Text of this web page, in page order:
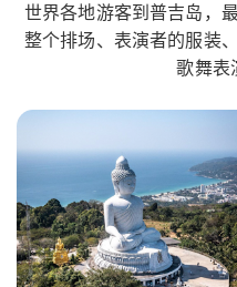
世界各地游客到普吉岛，
整个排场、表演者的服装
歌舞表